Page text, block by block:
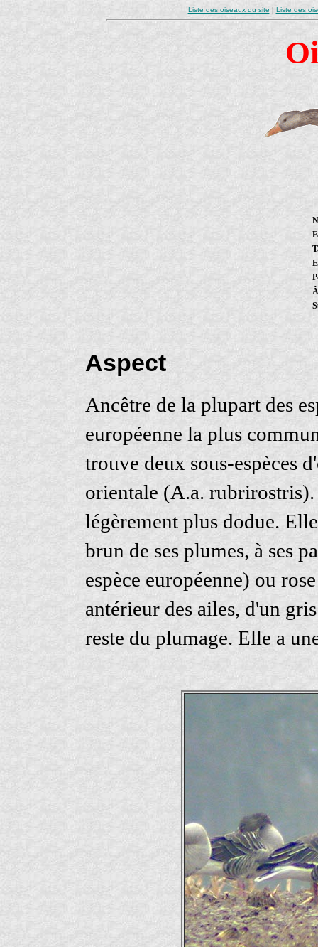
Liste des oiseaux du site | Liste des
Aspect
Ancêtre de la plupart des
européenne la plus
trouve deux sous-espèces
orientale (A.a.
légèrement plus dodue.
brun de ses plumes, à ses
espèce européenne) ou
antérieur des ailes, d'un
reste du plumage. Elle a